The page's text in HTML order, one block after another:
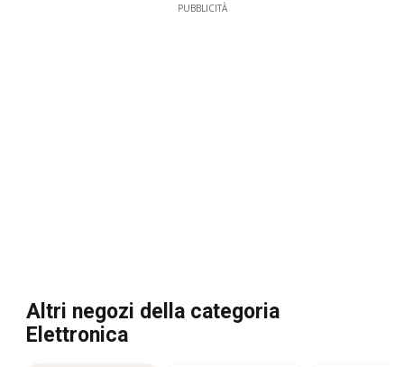
PUBBLICITÀ
Altri negozi della categoria
Elettronica